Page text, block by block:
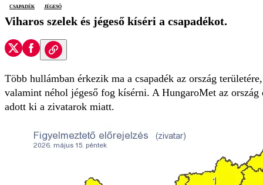
csapadék
jégeső
Viharos szelek és jégeső kíséri a csapadékot.
Több hullámban érkezik ma a csapadék az ország
valamint néhol jégeső fog kísérni. A HungaroMet az ország
adott ki a zivatarok miatt.